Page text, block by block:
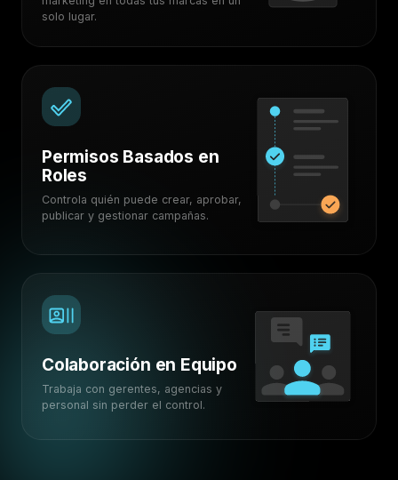
solo lugar.
Permisos Basados en
Roles
Controla quién puede crear, aprobar,
publicar y gestionar campañas.
Colaboración en Equipo
Trabaja con gerentes, agencias y
personal sin perder el control.